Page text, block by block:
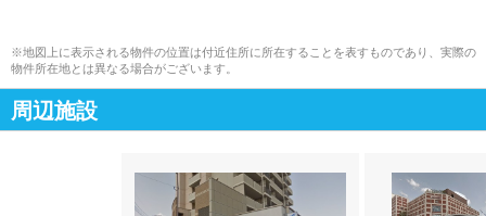
※地図上に表示される物件の位置は付近住所に所在することを表すものであり、実際の
物件所在地とは異なる場合がございます。
周辺施設